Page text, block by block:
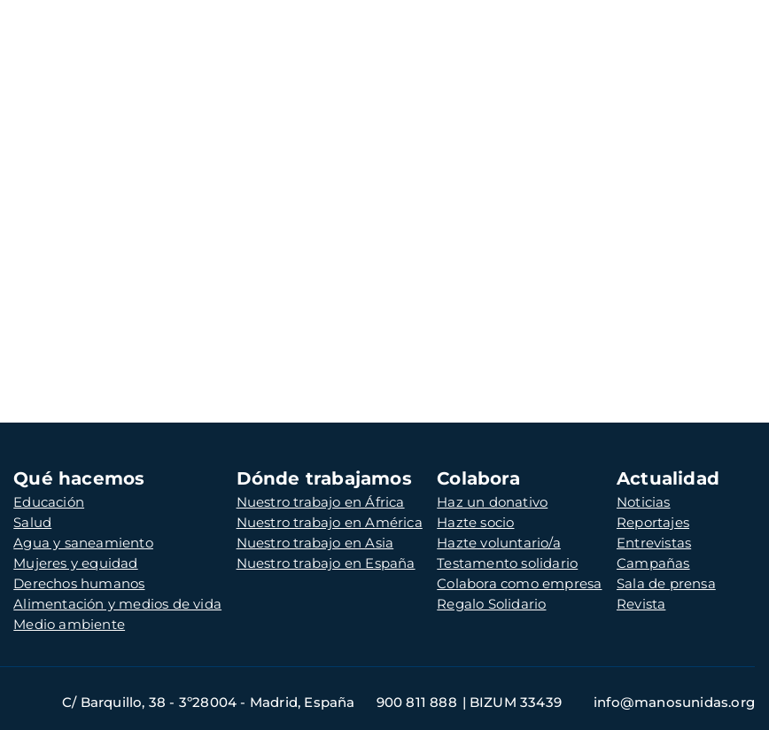
Qué hacemos
Educación
Salud
Agua y saneamiento
Mujeres y equidad
Derechos humanos
Alimentación y medios de vida
Medio ambiente
Dónde trabajamos
Nuestro trabajo en África
Nuestro trabajo en América
Nuestro trabajo en Asia
Nuestro trabajo en España
Colabora
Haz un donativo
Hazte socio
Hazte voluntario/a
Testamento solidario
Colabora como empresa
Regalo Solidario
Actualidad
Noticias
Reportajes
Entrevistas
Campañas
Sala de prensa
Revista
C/ Barquillo, 38 - 3º28004 - Madrid, España 900 811 888 BIZUM 33439 info@manosunidas.org